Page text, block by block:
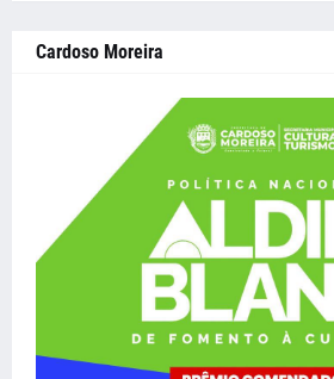
Cardoso Moreira